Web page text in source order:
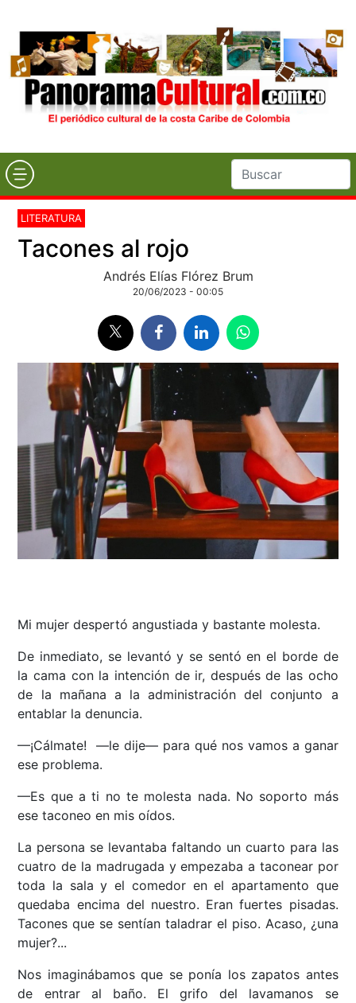
LITERATURA
Tacones al rojo
Andrés Elías Flórez Brum
20/06/2023 - 00:05
Mi mujer despertó angustiada y bastante molesta.
De inmediato, se levantó y se sentó en el borde de
la cama con la intención de ir, después de las ocho
de la mañana a la administración del conjunto a
entablar la denuncia.
—¡Cálmate! —le dije— para qué nos vamos a ganar
ese problema.
—Es que a ti no te molesta nada. No soporto más
ese taconeo en mis oídos.
La persona se levantaba faltando un cuarto para las
cuatro de la madrugada y empezaba a taconear por
toda la sala y el comedor en el apartamento que
quedaba encima del nuestro. Eran fuertes pisadas.
Tacones que se sentían taladrar el piso. Acaso, ¿una
mujer?...
Nos imaginábamos que se ponía los zapatos antes
de entrar al baño. El grifo del lavamanos se